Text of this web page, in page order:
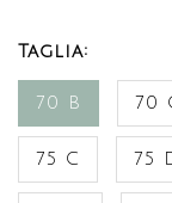
Taglia:
70 B 70
75 C 75